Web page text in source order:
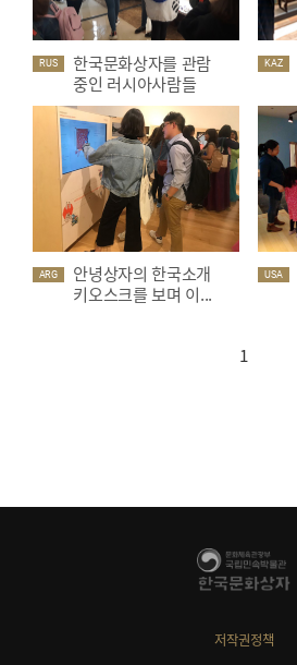
RUS
한국문화상자를 관람
중인 러시아사람들
KAZ
ARG
안녕상자의 한국소개
키오스크를 보며 이...
USA
1
저작권정책